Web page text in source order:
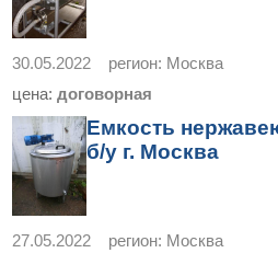
30.05.2022 регион: Москва
цена: договорная
Емкость
б/у г. Москва
27.05.2022 регион: Москва